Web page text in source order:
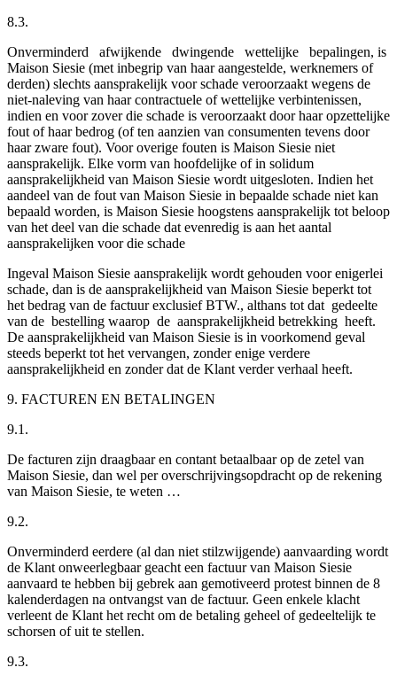
8.3.
Onverminderd afwijkende dwingende wettelijke bepalingen, is
Maison Siesie (met inbegrip van haar aangestelde, werknemers of
derden) slechts aansprakelijk voor schade veroorzaakt wegens de
niet-naleving van haar contractuele of wettelijke verbintenissen,
indien en voor zover die schade is veroorzaakt door haar opzettelijke
fout of haar bedrog (of ten aanzien van consumenten tevens door
haar zware fout). Voor overige fouten is Maison Siesie niet
aansprakelijk. Elke vorm van hoofdelijke of in solidum
aansprakelijkheid van Maison Siesie wordt uitgesloten. Indien het
aandeel van de fout van Maison Siesie in bepaalde schade niet kan
bepaald worden, is Maison Siesie hoogstens aansprakelijk tot beloop
van het deel van die schade dat evenredig is aan het aantal
aansprakelijken voor die schade
Ingeval Maison Siesie aansprakelijk wordt gehouden voor enigerlei
schade, dan is de aansprakelijkheid van Maison Siesie beperkt tot
het bedrag van de factuur exclusief BTW., althans tot dat gedeelte
van de bestelling waarop de aansprakelijkheid betrekking heeft.
De aansprakelijkheid van Maison Siesie is in voorkomend geval
steeds beperkt tot het vervangen, zonder enige verdere
aansprakelijkheid en zonder dat de Klant verder verhaal heeft.
9. FACTUREN EN BETALINGEN
9.1.
De facturen zijn draagbaar en contant betaalbaar op de zetel van
Maison Siesie, dan wel per overschrijvingsopdracht op de rekening
van Maison Siesie, te weten …
9.2.
Onverminderd eerdere (al dan niet stilzwijgende) aanvaarding wordt
de Klant onweerlegbaar geacht een factuur van Maison Siesie
aanvaard te hebben bij gebrek aan gemotiveerd protest binnen de 8
kalenderdagen na ontvangst van de factuur. Geen enkele klacht
verleent de Klant het recht om de betaling geheel of gedeeltelijk te
schorsen of uit te stellen.
9.3.